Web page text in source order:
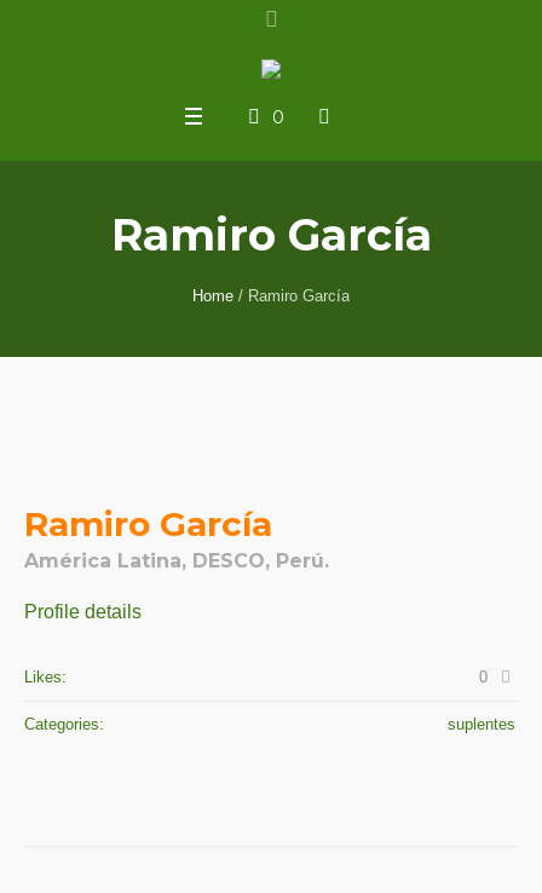
0
Ramiro García
Home / Ramiro García
Ramiro García
América Latina, DESCO, Perú.
Profile details
Likes: 0
Categories: suplentes